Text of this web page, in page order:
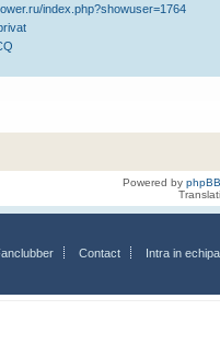
index.php?showuser=1764
Powered by phpBB
Contact Intra in